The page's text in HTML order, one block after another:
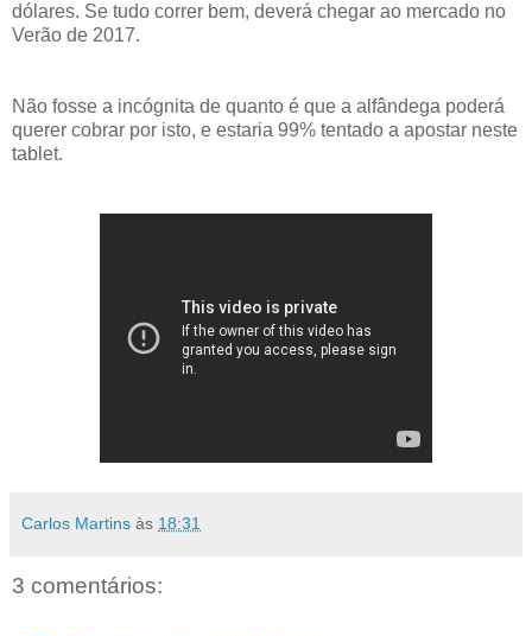
dólares. Se tudo correr bem, deverá chegar ao mercado no
Verão de 2017.
Não fosse a incógnita de quanto é que a alfândega poderá
querer cobrar por isto, e estaria 99% tentado a apostar neste
tablet.
Carlos Martins às 18:31
3 comentários: